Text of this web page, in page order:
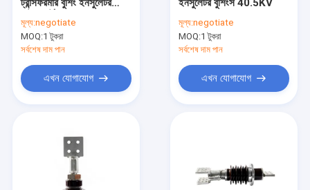
আমাদের সম্পর্কে
ট্রান্সফরমার বুশিং ইনসুলেটর
মূল্য:negotiate
MOQ:1 টুকরা
সর্বশেষ দাম পান
এখন যোগাযোগ
ইনসুলেটর বুশিংস 40.5KV
মূল্য:negotiate
MOQ:1 টুকরা
সর্বশেষ দাম পান
এখন যোগাযোগ